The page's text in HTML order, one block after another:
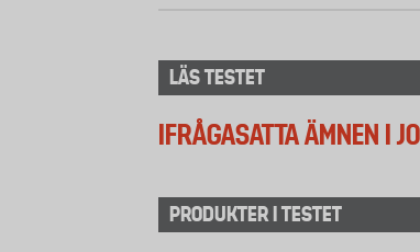
LÄS TESTET
IFRÅGASATTA ÄMNEN I
PRODUKTER I TESTET